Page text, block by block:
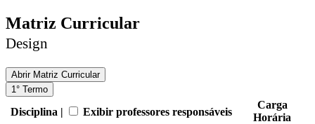
Matriz Curricular
Design
AbrirMatriz Curricular
1° Termo
Disciplina | Exibir professores responsáveis
Carga
Horária